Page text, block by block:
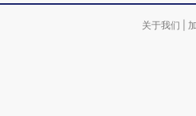
关于我们